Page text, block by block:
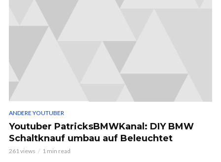
ANDERE YOUTUBER
Youtuber PatricksBMWKanal: DIY BMW
Schaltknauf umbau auf Beleuchtet
261 views 1 min read